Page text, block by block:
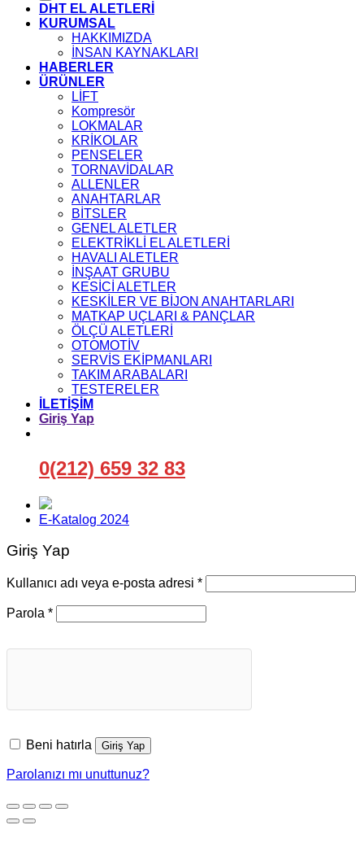
DHT EL ALETLERİ
KURUMSAL
HAKKIMIZDA
İNSAN KAYNAKLARI
HABERLER
ÜRÜNLER
LİFT
Kompresör
LOKMALAR
KRİKOLAR
PENSELER
TORNAVİDALAR
ALLENLER
ANAHTARLAR
BİTSLER
GENEL ALETLER
ELEKTRİKLİ EL ALETLERİ
HAVALI ALETLER
İNŞAAT GRUBU
KESİCİ ALETLER
KESKİLER VE BİJON ANAHTARLARI
MATKAP UÇLARI & PANÇLAR
ÖLÇÜ ALETLERİ
OTOMOTİV
SERVİS EKİPMANLARI
TAKIM ARABALARI
TESTERELER
İLETİŞİM
Giriş Yap
0(212) 659 32 83
E-Katalog 2024
Giriş Yap
Kullanıcı adı veya e-posta adresi *Gerekli
Parola *Gerekli
Beni hatırla Giriş Yap
Parolanızı mı unuttunuz?